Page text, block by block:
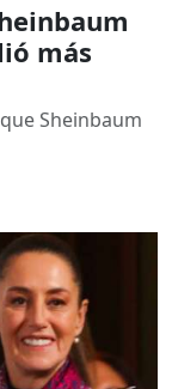
más
Sheinbaum